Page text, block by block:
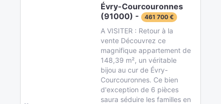
Évry-Courcouronnes
(91000) -
461 700 €
A VISITER : Retour à la
vente Découvrez ce
magnifique appartement de
148,39 m², un véritable
bijou au cur de Évry-
Courcouronnes. Ce bien
d'exception de 6 pièces
saura séduire les familles en